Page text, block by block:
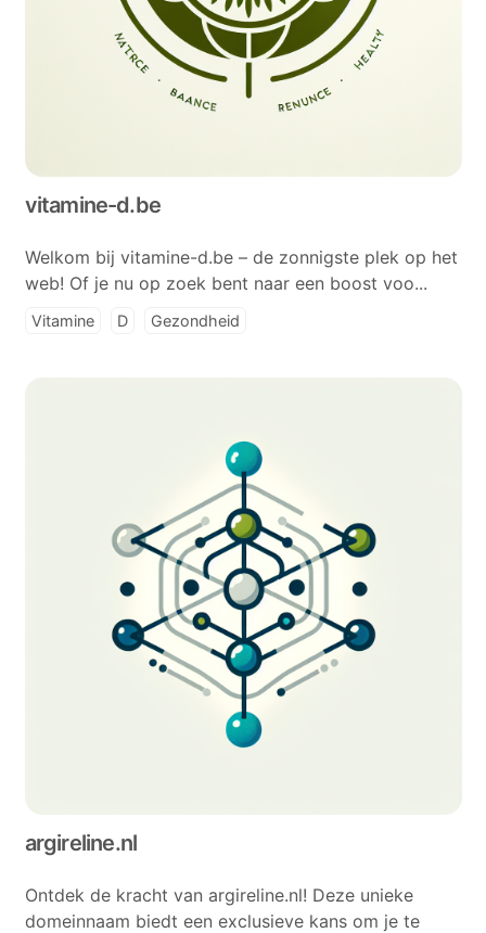
vitamine-d.be
Welkom bij vitamine-d.be – de zonnigste plek op het
web! Of je nu op zoek bent naar een boost voo...
Vitamine D Gezondheid
argireline.nl
Ontdek de kracht van argireline.nl! Deze unieke
domeinnaam biedt een exclusieve kans om je te